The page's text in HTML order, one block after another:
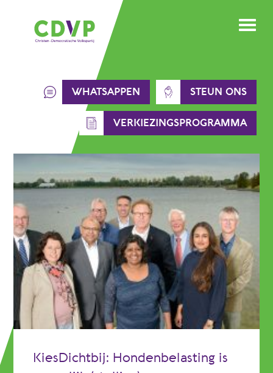
WHATSAPPEN STEUN ONS
VERKIEZINGSPROGRAMMA
KiesDichtbij: Hondenbelasting is